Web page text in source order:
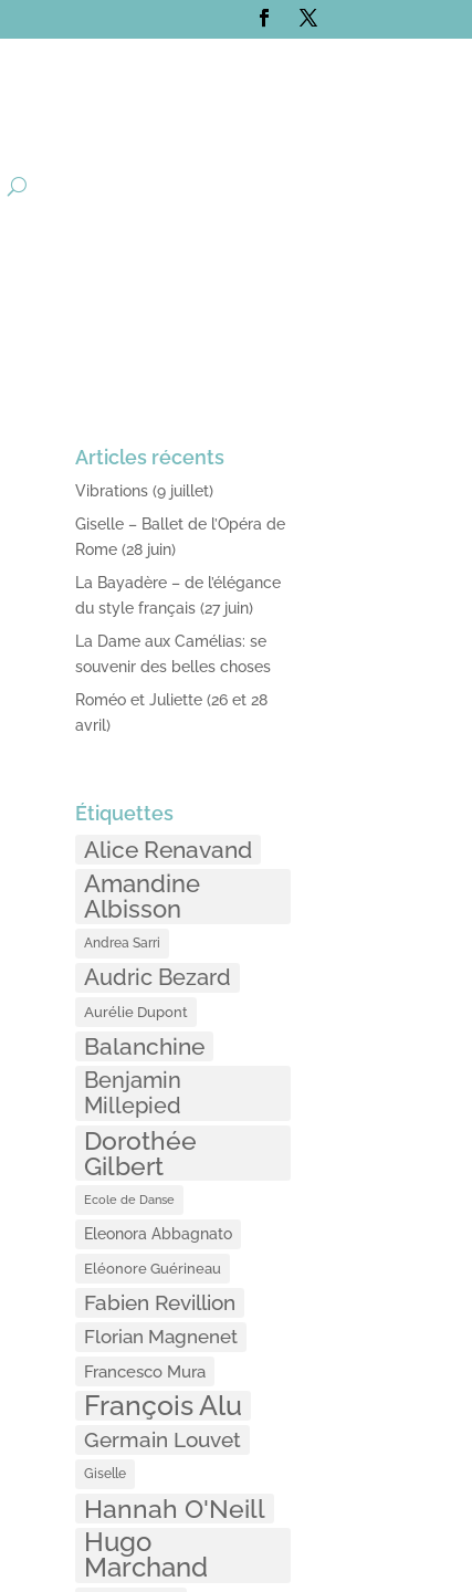
Articles récents
Vibrations (9 juillet)
Giselle – Ballet de l’Opéra de
Rome (28 juin)
La Bayadère – de l’élégance
du style français (27 juin)
La Dame aux Camélias: se
souvenir des belles choses
Roméo et Juliette (26 et 28
avril)
Étiquettes
Alice Renavand
Amandine
Albisson
Andrea Sarri
Audric Bezard
Aurélie Dupont
Balanchine
Benjamin
Millepied
Dorothée
Gilbert
Ecole de Danse
Eleonora Abbagnato
Eléonore Guérineau
Fabien Revillion
Florian Magnenet
Francesco Mura
François Alu
Germain Louvet
Giselle
Hannah O'Neill
Hugo
Marchand